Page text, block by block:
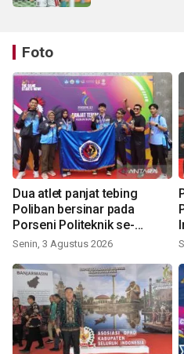
Foto
Dua atlet panjat tebing
Poliban bersinar pada
Porseni Politeknik se-
Indonesia 2026
Senin, 3 Agustus 2026